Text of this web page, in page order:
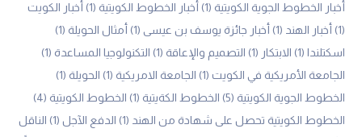
أخبار الخطوط الجوية الكويتية (1) أخبار الخطوط الكويتية (1)
أخبار الكويت
(1)
أخبار الهند (1) أخبار جائزة يوسف بن عيسى (1) أمثال الحويلة (1)
اسكتلندا (1) الابتكار (1) التصميم والإعاقة (1) التكنولوجيا المساعدة (1)
الجامعة الأمريكية في الكويت (1) الجامعة الامريكية (1) الحويلة (1)
الخطوط الجوية الكويتية (5) الخطوط الكةيتية (1) الخطوط الكويتية (4)
الخطوط الكويتية تحصل على شهادة من الهند (1) الدفع الآجل (1)
الناقل